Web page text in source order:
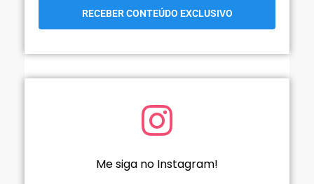
RECEBER CONTEÚDO EXCLUSIVO
Me siga no Instagram!